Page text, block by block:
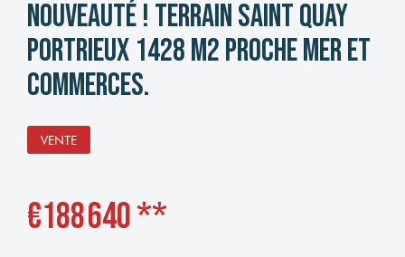
Nouveauté ! Terrain Saint Quay
Portrieux 1428 m2 proche mer et
commerces.
VENTE
€188 640**